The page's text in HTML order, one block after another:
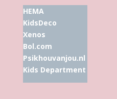
HEMA
KidsDeco
Xenos
Bol.com
Psikhouvanjou.nl
Kids Department